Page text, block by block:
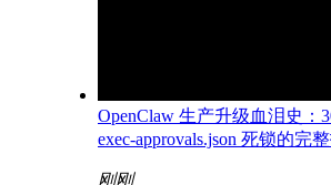
OpenClaw 生产升级血泪史：
exec-approvals.json 死锁的完
刚刚